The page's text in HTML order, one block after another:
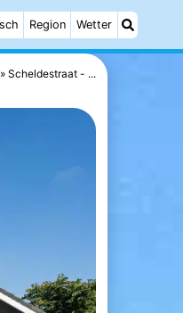
Region Wetter
Scheldestraat - ...